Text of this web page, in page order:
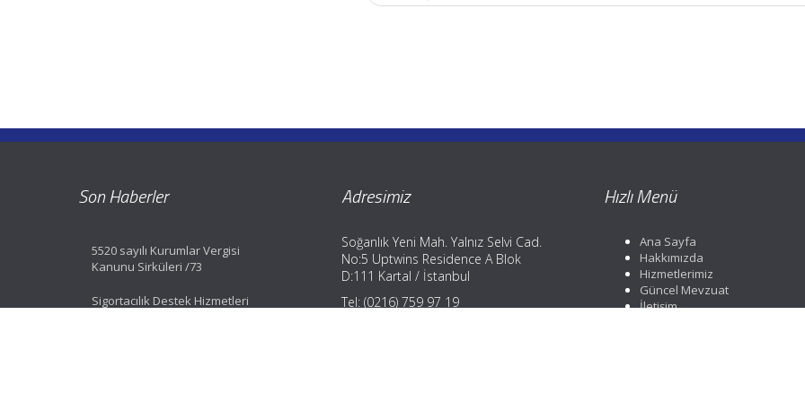
Son Haberler
5520 sayılı Kurumlar Vergisi
Kanunu Sirküleri /73
Sigortacılık Destek Hizmetleri
Adresimiz
Soğanlık Yeni Mah. Yalnız Selvi Cad.
No:5 Uptwins Residence A Blok
D:111 Kartal / İstanbul
Tel: (0216) 759 97 19
Hızlı Menü
Ana Sayfa
Hakkımızda
Hizmetlerimiz
Güncel Mevzuat
İletişim